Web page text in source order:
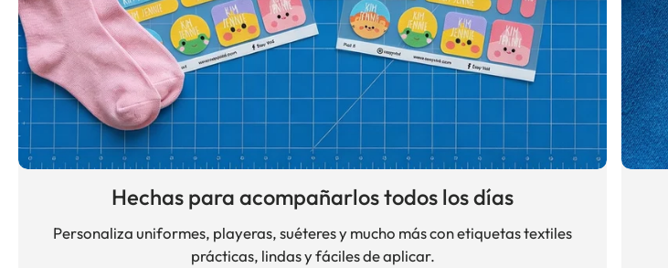
Hechas para acompañarlos todos los días
Personaliza uniformes, playeras, suéteres y mucho más con etiquetas textiles
prácticas, lindas y fáciles de aplicar.